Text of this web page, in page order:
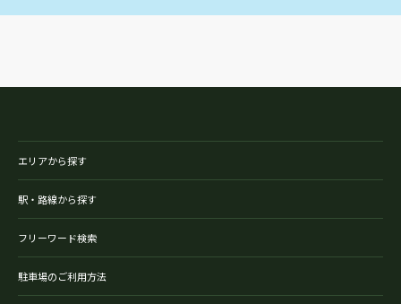
エリアから探す
駅・路線から探す
フリーワード検索
駐車場のご利用方法